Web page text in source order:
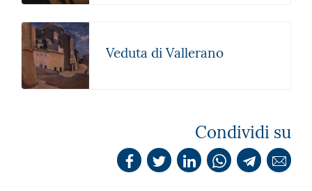
Veduta di Vallerano
Condividi su